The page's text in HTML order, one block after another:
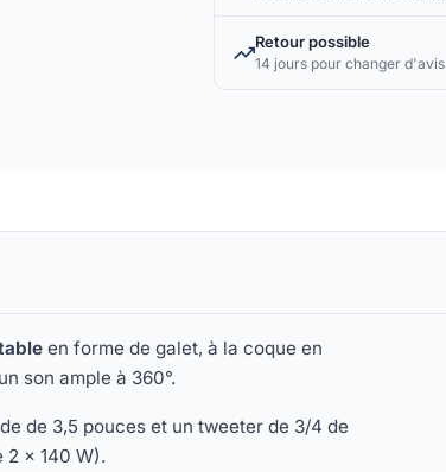
Retour possible
14 jours pour changer d'avis
en forme de galet, à la coque en
son ample à 360°.
de 3,5 pouces et un tweeter de 3/4 de
× 140 W).